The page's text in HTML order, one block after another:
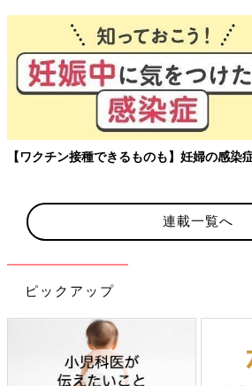
【ワクチン接種できるものも】妊婦の感染
連載一覧へ
ピックアップ